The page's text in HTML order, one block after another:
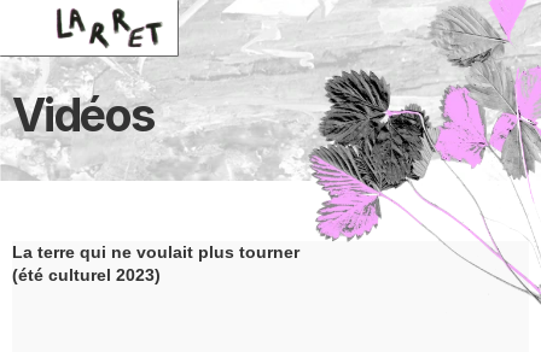
Vidéos
La terre qui ne voulait plus tourner
(été culturel 2023)